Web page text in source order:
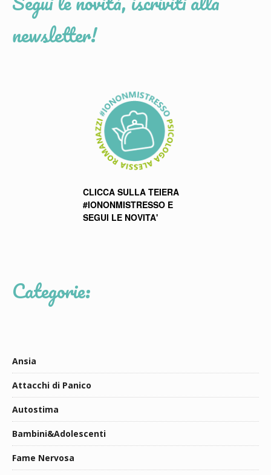
newsletter!
CLICCA SULLA TEIERA
#IONONMISTRESSO E
SEGUI LE NOVITA'
Categorie:
Ansia
Attacchi di Panico
Autostima
Bambini&Adolescenti
Fame Nervosa